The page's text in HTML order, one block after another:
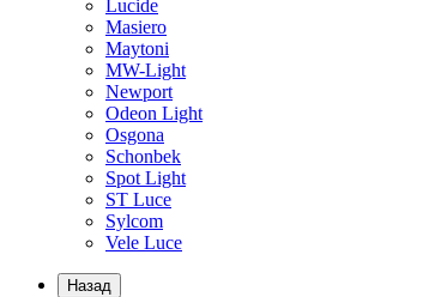
Lucide
Masiero
Maytoni
MW-Light
Newport
Odeon Light
Osgona
Schonbek
Spot Light
ST Luce
Sylcom
Vele Luce
Назад